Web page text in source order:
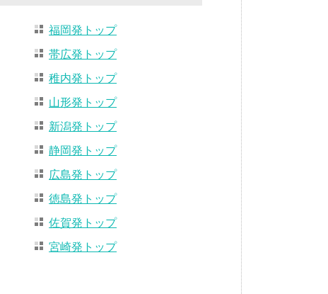
福岡発トップ
帯広発トップ
稚内発トップ
山形発トップ
新潟発トップ
静岡発トップ
広島発トップ
徳島発トップ
佐賀発トップ
宮崎発トップ